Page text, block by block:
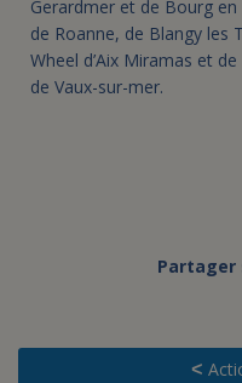
Gerardmer et de Bourg
de Roanne, de Blangy les
Wheel d’Aix Miramas et
de Vaux-sur-mer.
Partager
<